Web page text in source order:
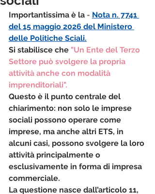
Importantissima è la - Nota n. 7741
del 15 maggio 2026 del Ministero
delle Politiche Sciali.
Si stabilisce che "Un Ente del Terzo
Settore può svolgere la propria
attività anche con modalità
imprenditoriali".
Questo è il punto centrale del
chiarimento: non solo le imprese
sociali possono operare come
imprese, ma anche altri ETS, in
alcuni casi, possono svolgere la loro
attività principalmente o
esclusivamente in forma di impresa
commerciale.
La questione nasce dall’articolo 11,